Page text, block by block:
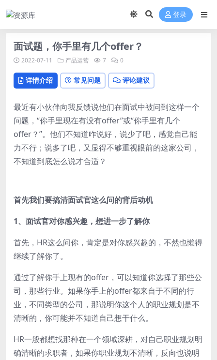
登录
面试题，你手里有几个offer？
2022-07-11 产品运营 7 0
详情介绍 常见问题 评论建议
最近有小伙伴向我反馈说他们在面试中被问到这样一个
问题，“你手里现在有没有offer”或“你手里有几个
offer？”。他们不知道咋说好，说少了吧，感觉自己能
力不行；说多了吧，又显得不够重视眼前的这家公司，
不知道到底怎么说才合适？
首先我们要搞清面试官这么问的背后动机
1、面试官对你感兴趣，想进一步了解你
首先，HR这么问你，肯定是对你感兴趣的，不然也懒得
继续了解你了。
通过了解你手上现有的offer，可以知道你选择了那些公
司，那些行业。如果你手上的offer都来自于不同的行
业，不同类型的公司，那说明你这个人的职业规划是不
清晰的，你可能并不知道自己想干什么。
HR一般都想找那种在一个领域深耕，对自己职业规划明
确清晰的求职者，如果你职业规划不清晰，反向也说明